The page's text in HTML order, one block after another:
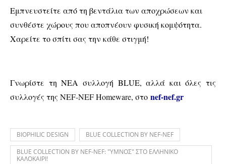
Εμπνευστείτε από τη βεντάλια των αποχρώσεων και
συνθέστε χώρους που αποπνέουν φυσική κομψότητα.
Xαρείτε το σπίτι σας την κάθε στιγμή!
Γνωρίστε τη ΝΕΑ συλλογή BLUE, αλλά και όλες τις
συλλογές της NEF-NEF Homeware, στο nef-nef.gr
BIOPHILIC DESIGN
BLUE COLLECTION BY NEF-NEF
BLUE COLLECTION BY NEF-NEF: "ΥΜΝΟΣ" ΣΤΟ ΕΛΛΗΝΙΚΟ
ΚΑΛΟΚΑΙΡΙ!